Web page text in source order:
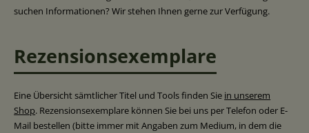
suchen Informationen? Wir stehen Ihnen gerne zur Verfügung.
Rezensionsexemplare
Eine Übersicht sämtlicher Titel und Tools finden Sie in unserem
Shop. Rezensionsexemplare können Sie bei uns per Telefon oder E-
Mail bestellen (bitte immer mit Angaben zum Medium, in dem die